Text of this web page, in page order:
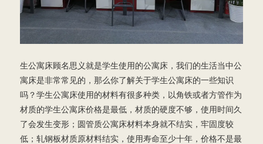
生公寓床顾名思义就是学生使用的公寓床，我们的生活当中公
寓床是非常常见的，那么你了解关于学生公寓床的一些知识
吗？学生公寓床使用的材料有很多种类，以角铁或者方管作为
材质的学生公寓床价格是最低，材质的硬度不够，使用时间久
了会发生变形；圆管质公寓床材料本身就不结实，牢固度较
低；轧钢板材质原材料结实，使用寿命至少十年，价格不是最